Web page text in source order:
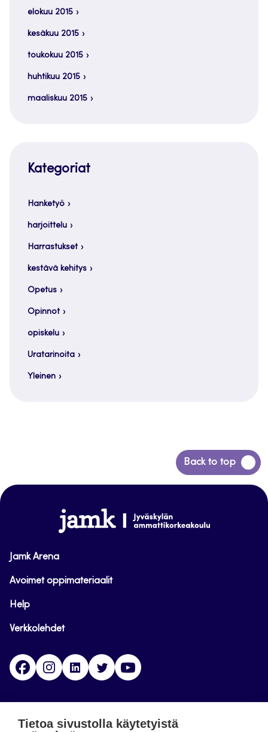
elokuu 2015
kesäkuu 2015
toukokuu 2015
huhtikuu 2015
maaliskuu 2015
Kategoriat
Hanketyö
harjoittelu
Harrastukset
kestävä kehitys
Opetus
Opinnot
opiskelu
Uratarinoita
Yleinen
Back to top
Siirry
takaisin
www.jamk.fi
Jamk Arena
Avoimet oppimateriaalit
Help
Verkkolehdet
FacebookInstagramLinkedinTwitter
Tietoa sivustolla käytetyistä